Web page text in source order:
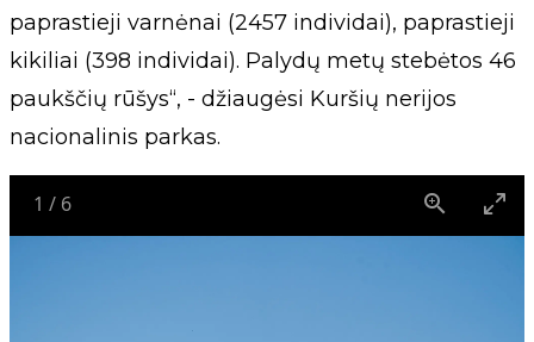
paprastieji varnėnai (2457 individai), paprastieji
kikiliai (398 individai). Palydų metų stebėtos 46
paukščių rūšys“, - džiaugėsi Kuršių nerijos
nacionalinis parkas.
1 / 6